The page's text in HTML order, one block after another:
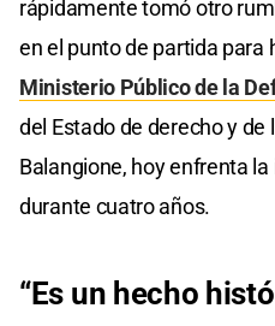
rápidamente tomó otro
en el punto de partida para
Ministerio Público de la
del Estado de derecho y de
Balangione, hoy enfrenta
durante cuatro años.
“Es un hecho